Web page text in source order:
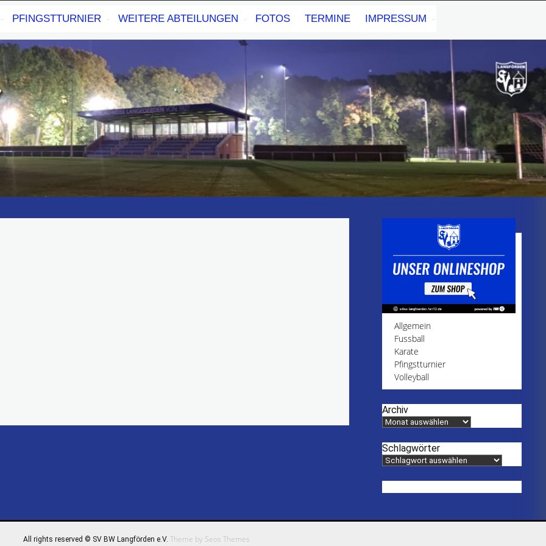
PFINGSTTURNIER WEITERE ABTEILUNGEN FOTOS TERMINE IMPRESSUM
Allgemein
Fussball
Karate
Pfingstturnier
Volleyball
Archiv
Schlagwörter
All rights reserved © SV BW Langförden e.V. Theme by Seos Themes